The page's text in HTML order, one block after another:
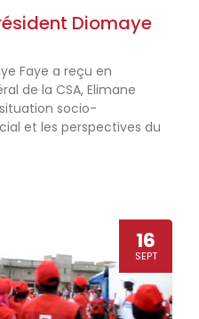
Diomaye
Faye a reçu en
de la CSA, Elimane
socio-
et les perspectives du
16
SEPT